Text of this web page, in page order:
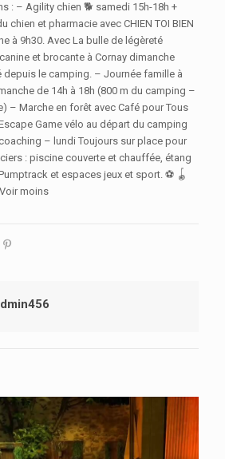
: – Agility chien 🐕 samedi 15h-18h +
chien et pharmacie avec CHIEN TOI BIEN
à 9h30. Avec La bulle de légèreté
et brocante à Cornay dimanche
depuis le camping. – Journée famille à
de 14h à 18h (800 m du camping –
– Marche en forêt avec Café pour Tous
Game vélo au départ du camping
– lundi Toujours sur place pour
: piscine couverte et chauffée, étang
et espaces jeux et sport. ⚽️ 🪀
moins